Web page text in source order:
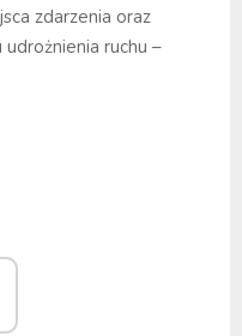
zdarzenia oraz
ruchu –